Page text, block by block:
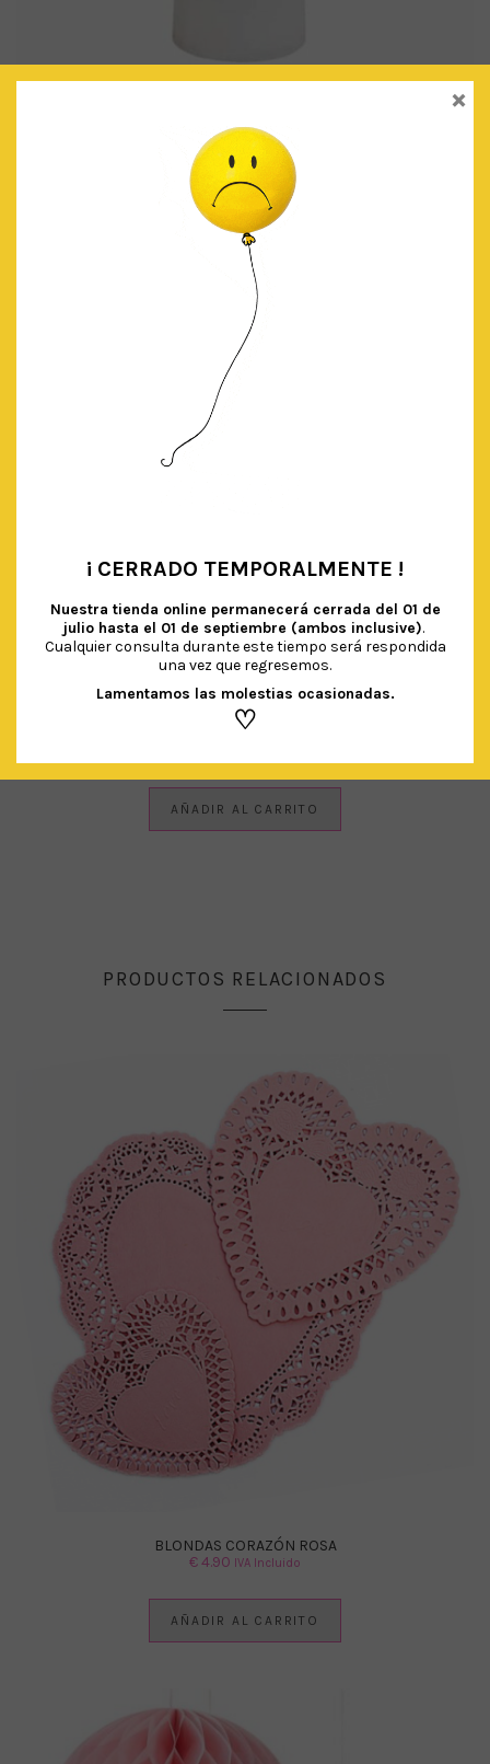
AÑADIR AL CARRITO
SERVILLETAS SMILEYS MULTICOLOR
AÑADIR AL CARRITO
PRODUCTOS RELACIONADOS
BLONDAS CORAZÓN ROSA
€4.90 IVA Incluido
AÑADIR AL CARRITO
¡ CERRADO TEMPORALMENTE !
Nuestra tienda online permanecerá cerrada del 01 de
julio hasta el 01 de septiembre (ambos inclusive).
Cualquier consulta durante este tiempo será respondida
una vez que regresemos.
Lamentamos las molestias ocasionadas.
♡
×